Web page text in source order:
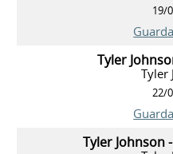
19/
Guarda
Tyler
Tyler
22/
Guarda
Tyler Johnson